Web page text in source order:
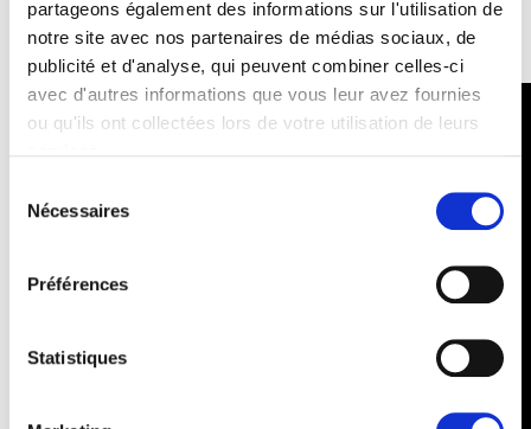
partageons également des informations sur l'utilisation de
notre site avec nos partenaires de médias sociaux, de
publicité et d'analyse, qui peuvent combiner celles-ci
avec d'autres informations que vous leur avez fournies
ou qu'ils ont collectées lors de votre utilisation de leurs
Nécessaires
Préférences
Statistiques
Tel : 0032 2 28 45361
Tel : 0033 3 88 1 75361